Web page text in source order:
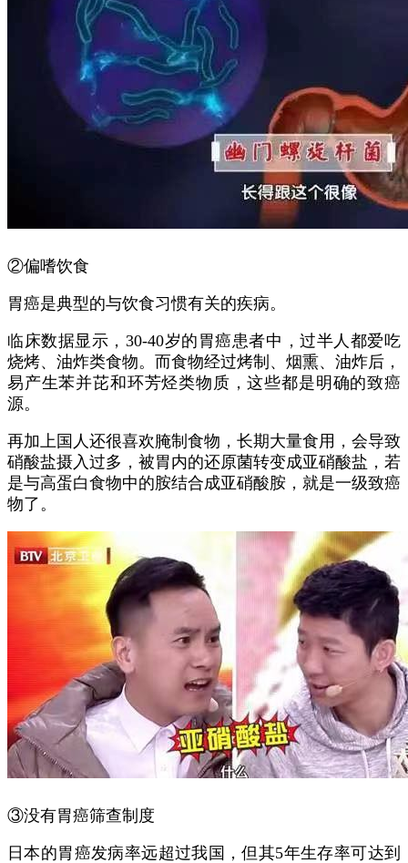
②偏嗜饮食
胃癌是典型的与饮食习惯有关的疾病。
临床数据显示，30-40岁的胃癌患者中，过半人都爱吃
烧烤、油炸类食物。而食物经过烤制、烟熏、油炸后，
易产生苯并芘和环芳烃类物质，这些都是明确的致癌
源。
再加上国人还很喜欢腌制食物，长期大量食用，会导致
硝酸盐摄入过多，被胃内的还原菌转变成亚硝酸盐，若
是与高蛋白食物中的胺结合成亚硝酸胺，就是一级致癌
物了。
③没有胃癌筛查制度
日本的胃癌发病率远超过我国，但其5年生存率可达到